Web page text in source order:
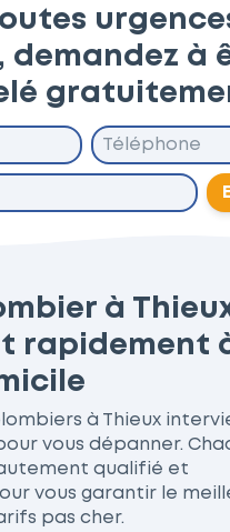
demandez à
à
rapidement
à Thieux
vous dépanner.
qualifié et
vous garantir le
pas cher.